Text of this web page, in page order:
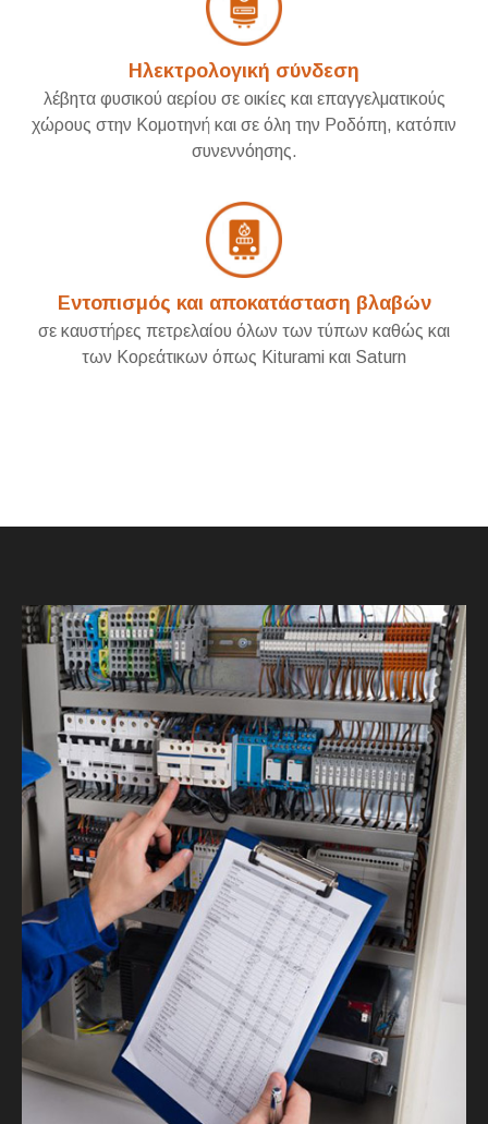
Ηλεκτρολογική σύνδεση
λέβητα φυσικού αερίου σε οικίες και επαγγελματικούς
χώρους στην Κομοτηνή και σε όλη την Ροδόπη, κατόπιν
συνεννόησης.
Εντοπισμός και αποκατάσταση βλαβών
σε καυστήρες πετρελαίου όλων των τύπων καθώς και
των Κορεάτικων όπως Kiturami και Saturn